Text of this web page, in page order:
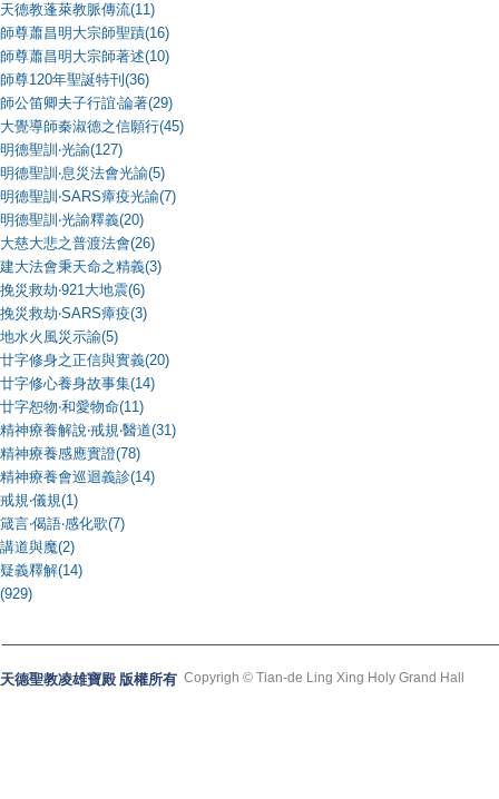
天德教蓬萊教脈傳流(11)
師尊蕭昌明大宗師聖蹟(16)
師尊蕭昌明大宗師著述(10)
師尊120年聖誕特刊(36)
師公笛卿夫子行誼‧論著(29)
大覺導師秦淑德之信願行(45)
明德聖訓‧光諭(127)
明德聖訓‧息災法會光諭(5)
明德聖訓‧SARS瘴疫光諭(7)
明德聖訓‧光諭釋義(20)
大慈大悲之普渡法會(26)
建大法會秉天命之精義(3)
挽災救劫‧921大地震(6)
挽災救劫‧SARS瘴疫(3)
地水火風災示諭(5)
廿字修身之正信與實義(20)
廿字修心養身故事集(14)
廿字恕物‧和愛物命(11)
精神療養解說‧戒規‧醫道(31)
精神療養感應實證(78)
精神療養會巡迴義診(14)
戒規‧儀規(1)
箴言‧偈語‧感化歌(7)
講道與魔(2)
疑義釋解(14)
(929)
天德聖教凌雄寶殿 版權所有 Copyrigh © Tian-de Ling Xing Holy Grand Hall